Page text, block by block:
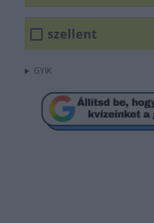
szellent
GYIK